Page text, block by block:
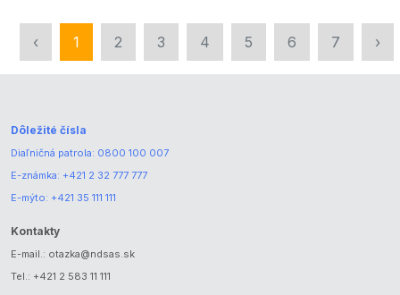
‹ 1 2 3 4 5 6 7 ›
Dôležité čísla
Diaľničná patrola: 0800 100 007
E-známka: +421 2 32 777 777
E-mýto: +421 35 111 111
Kontakty
E-mail.: otazka@ndsas.sk
Tel.: +421 2 583 11 111